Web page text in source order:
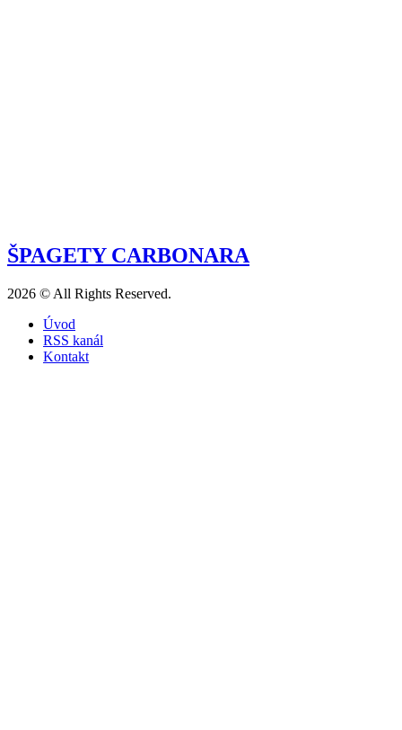
ŠPAGETY CARBONARA
2026 © All Rights Reserved.
Úvod
RSS kanál
Kontakt